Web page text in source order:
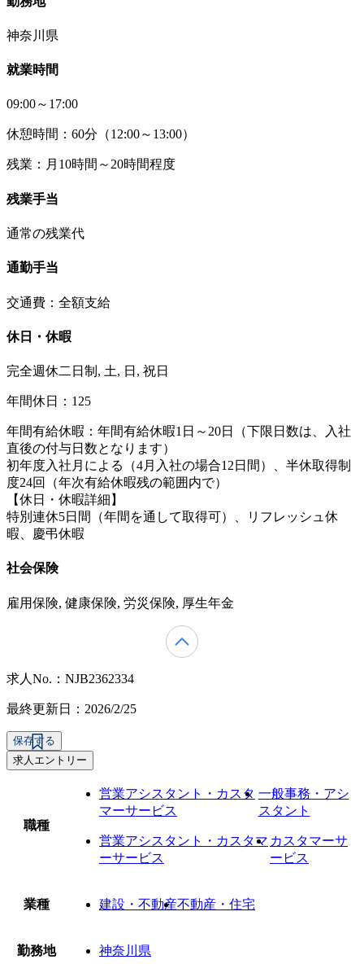
神奈川県
就業時間
09:00～17:00
休憩時間：60分（12:00～13:00）
残業：月10時間～20時間程度
残業手当
通常の残業代
通勤手当
交通費：全額支給
休日・休暇
完全週休二日制, 土, 日, 祝日
年間休日：125
年間有給休暇：年間有給休暇1日～20日（下限日数は、入社
直後の付与日数となります）
初年度入社月による（4月入社の場合12日間）、半休取得制
度24回（年次有給休暇残の範囲内で）
【休日・休暇詳細】
特別連休5日間（年間を通して取得可）、リフレッシュ休
暇、慶弔休暇
社会保険
雇用保険, 健康保険, 労災保険, 厚生年金
求人No.：NJB2362334
最終更新日：2026/2/25
保存する
求人エントリー
職種
営業アシスタント・カスタ
マーサービス
一般事務・アシ
スタント
営業アシスタント・カスタマ
ーサービス
カスタマーサ
ービス
業種 建設・不動産不動産・住宅
勤務地 神奈川県